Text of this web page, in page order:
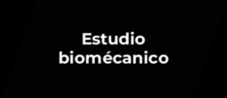
Estudio
biomécanico